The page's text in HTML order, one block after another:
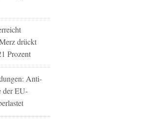
drückt
Prozent
Anti-
der EU-